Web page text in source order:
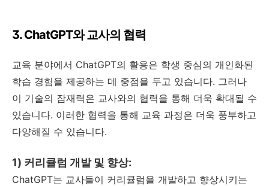
3. ChatGPT와 교사의 협력
교육 분야에서 ChatGPT의 활용은 학생 중심의 개인화된
학습 경험을 제공하는 데 중점을 두고 있습니다. 그러나
이 기술의 잠재력은 교사와의 협력을 통해 더욱 확대될 수
있습니다. 이러한 협력을 통해 교육 과정은 더욱 풍부하고
다양해질 수 있습니다.
1) 커리큘럼 개발 및 향상:
ChatGPT는 교사들이 커리큘럼을 개발하고 향상시키는